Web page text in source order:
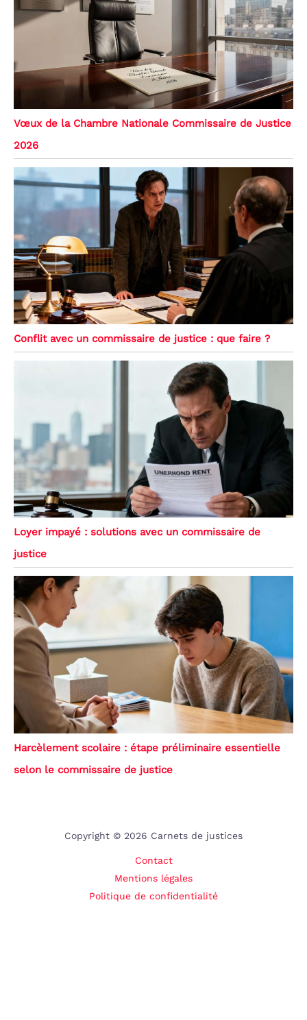
Vœux de la Chambre Nationale Commissaire de Justice
2026
Conflit avec un commissaire de justice : que faire ?
Loyer impayé : solutions avec un commissaire de
justice
Harcèlement scolaire : étape préliminaire essentielle
selon le commissaire de justice
Copyright © 2026 Carnets de justices
Contact
Mentions légales
Politique de confidentialité